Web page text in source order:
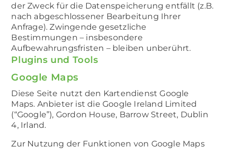
der Zweck für die Datenspeicherung entfällt (z.B.
nach abgeschlossener Bearbeitung Ihrer
Anfrage). Zwingende gesetzliche
Bestimmungen – insbesondere
Aufbewahrungsfristen – bleiben unberührt.
Plugins und Tools
Google Maps
Diese Seite nutzt den Kartendienst Google
Maps. Anbieter ist die Google Ireland Limited
(“Google”), Gordon House, Barrow Street, Dublin
4, Irland.
Zur Nutzung der Funktionen von Google Maps